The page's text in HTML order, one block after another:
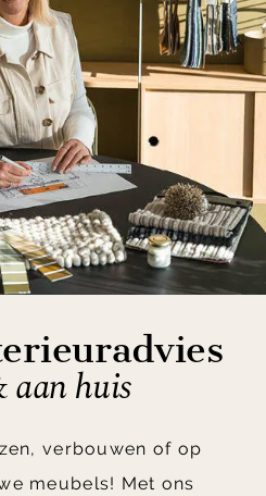
aan huis
verbouwen of op
meubels! Met ons